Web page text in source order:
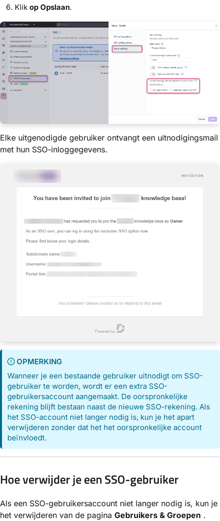
Klik op Opslaan.
Elke uitgenodigde gebruiker ontvangt een uitnodigingsmail
met hun SSO-inloggegevens.
OPMERKING
Wanneer je een bestaande gebruiker uitnodigt om SSO-
gebruiker te worden, wordt er een extra SSO-
gebruikersaccount aangemaakt. De oorspronkelijke
rekening blijft bestaan naast de nieuwe SSO-rekening. Als
het SSO-account niet langer nodig is, kun je het apart
verwijderen zonder dat het het oorspronkelijke account
beïnvloedt.
Hoe verwijder je een SSO-gebruiker
Als een SSO-gebruikersaccount niet langer nodig is, kun je
het verwijderen van de pagina Gebruikers & Groepen .